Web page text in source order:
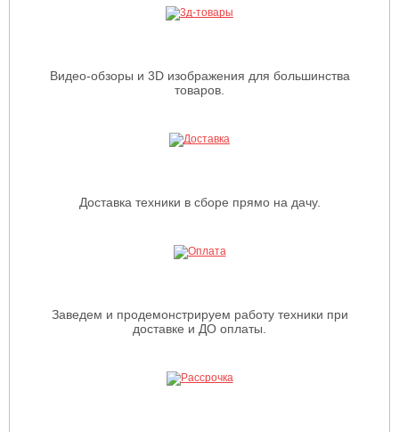
Видео-обзоры и 3D изображения для большинства
товаров.
Доставка техники в сборе прямо на дачу.
Заведем и продемонстрируем работу техники при
доставке и ДО оплаты.